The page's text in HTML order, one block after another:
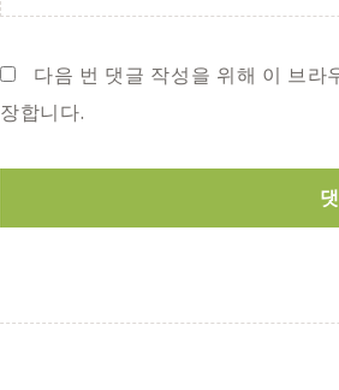
다음 번 댓글 작성을 위해 이 브라
장합니다.